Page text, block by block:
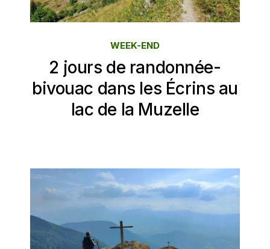
2 jours de randonnée-
bivouac dans les Écrins au
lac de la Muzelle
WEEK-END